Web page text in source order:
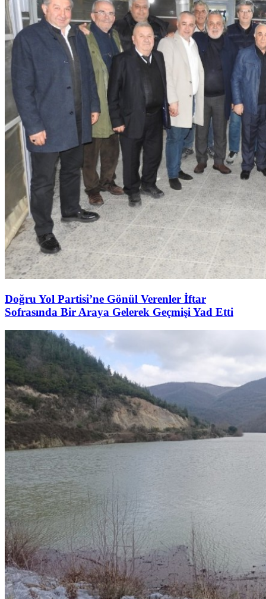
Doğru Yol Partisi’ne Gönül Verenler İftar
Sofrasında Bir Araya Gelerek Geçmişi Yad Etti